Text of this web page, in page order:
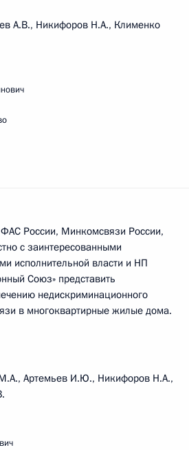
А.В., Никифоров Н.А., Клименко
России, Минкомсвязи России,
с заинтересованными
исполнительной власти и НП
Союз» представить
недискриминационного
в многоквартирные жилые дома.
Артемьев И.Ю., Никифоров Н.А.,